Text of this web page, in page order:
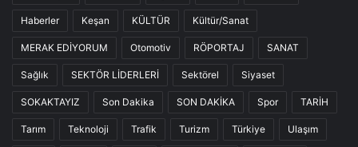
Haberler Keşan KÜLTÜR Kültür/Sanat
MERAK EDİYORUM Otomotiv RÖPORTAJ SANAT
Sağlık SEKTÖR LİDERLERİ Sektörel Siyaset
SOKAKTAYIZ Son Dakika SON DAKİKA Spor TARİH
Tarım Teknoloji Trafik Turizm Türkiye Ulaşım